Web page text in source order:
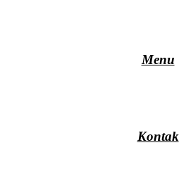
Menu
Kontak